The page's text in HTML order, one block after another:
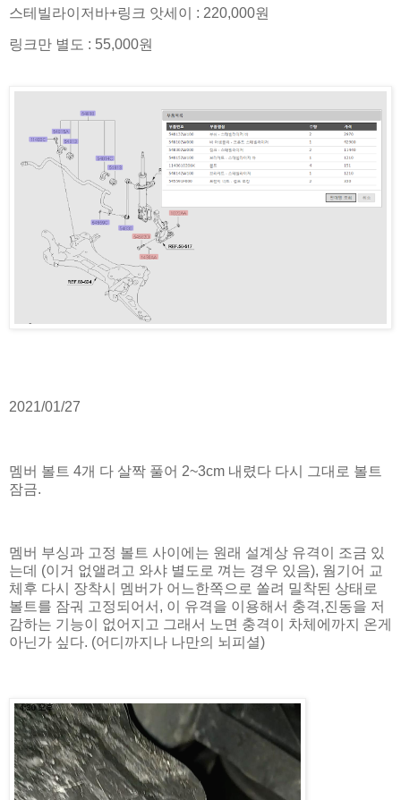
스테빌라이저바+링크 앗세이 : 220,000원
링크만 별도 : 55,000원
2021/01/27
멤버 볼트 4개 다 살짝 풀어 2~3cm 내렸다 다시 그대로 볼트
잠금.
멤버 부싱과 고정 볼트 사이에는 원래 설계상 유격이 조금 있
는데 (이거 없앨려고 와샤 별도로 껴는 경우 있음), 웜기어 교
체후 다시 장착시 멤버가 어느한쪽으로 쏠려 밀착된 상태로
볼트를 잠궈 고정되어서, 이 유격을 이용해서 충격,진동을 저
감하는 기능이 없어지고 그래서 노면 충격이 차체에까지 온게
아닌가 싶다. (어디까지나 나만의 뇌피셜)